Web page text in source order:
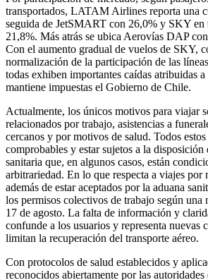
transportados, LATAM Airlines reporta una
seguida de JetSMART con 26,0% y SKY en
21,8%. Más atrás se ubica Aerovías DAP
Con el aumento gradual de vuelos de SKY,
normalización de la participación de las
todas exhiben importantes caídas atribuidas
mantiene impuestas el Gobierno de Chile.
Actualmente, los únicos motivos para viajar
relacionados por trabajo, asistencias a
cercanos y por motivos de salud. Todos
comprobables y estar sujetos a la disposición
sanitaria que, en algunos casos, están
arbitrariedad. En lo que respecta a viajes por
además de estar aceptados por la aduana
los permisos colectivos de trabajo según una
17 de agosto. La falta de información y
confunde a los usuarios y representa nuevas
limitan la recuperación del transporte aéreo.
Con protocolos de salud establecidos y
reconocidos abiertamente por las